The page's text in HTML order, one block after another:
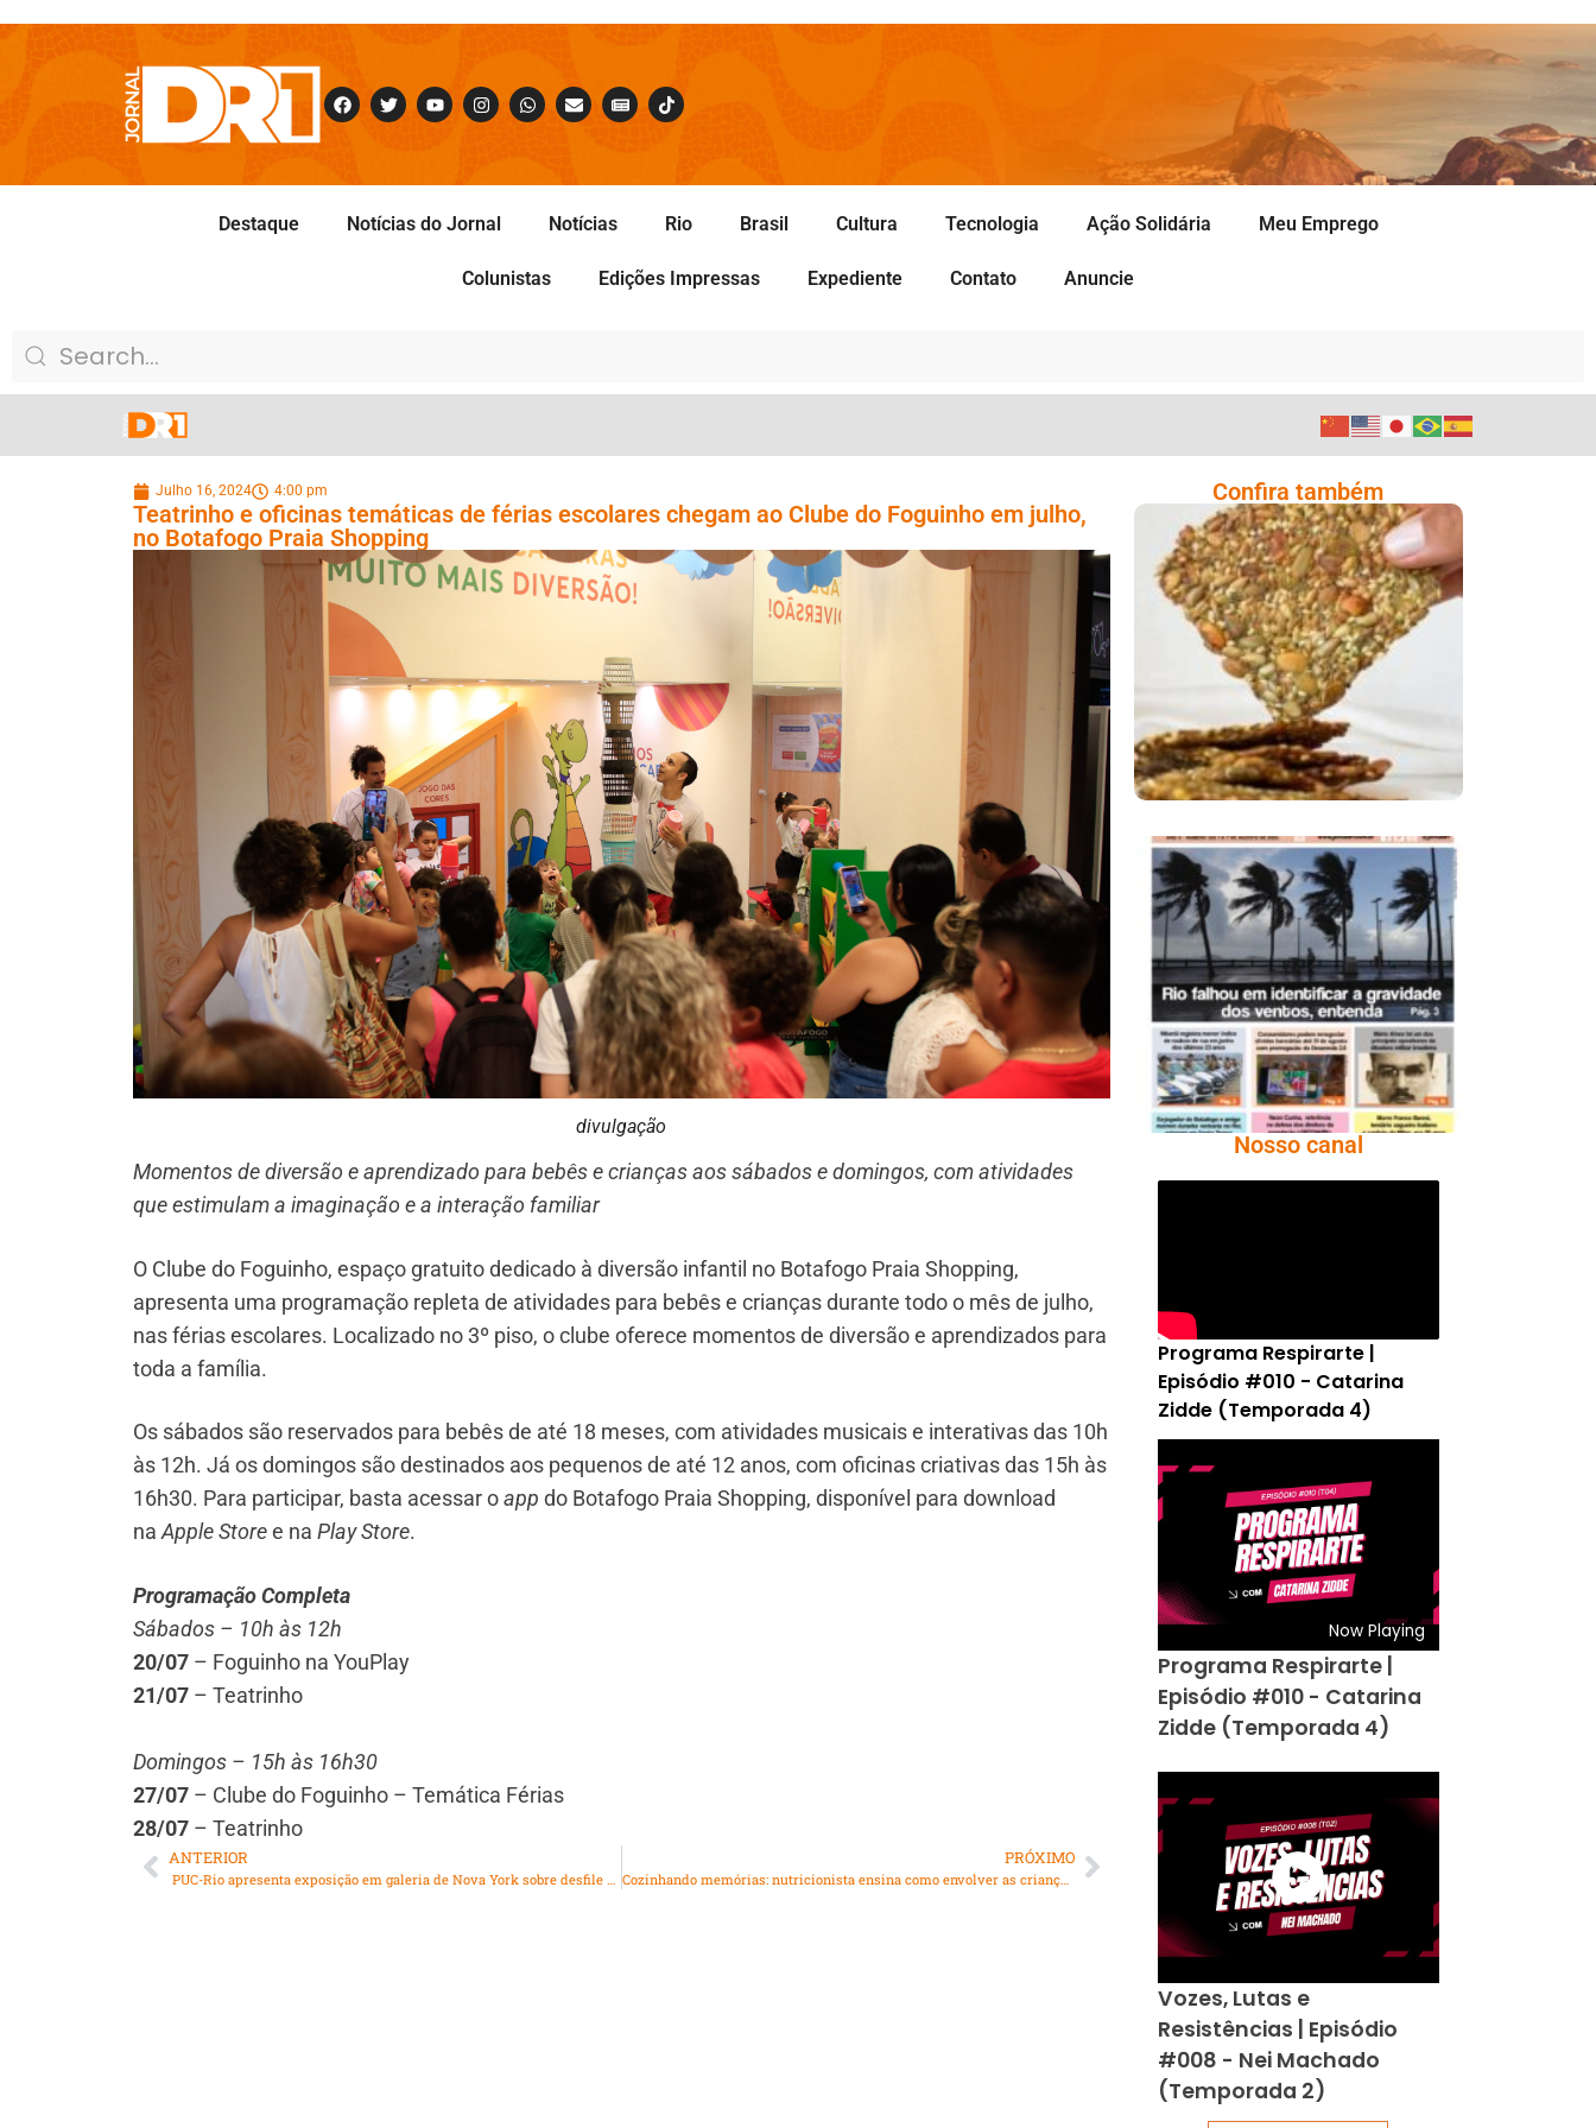
Destaque Notícias do Jornal Notícias Rio Brasil Cultura Tecnologia Ação Solidária Meu Emprego
Colunistas Edições Impressas Expediente Contato Anuncie
Julho 16, 2024 4:00 pm
Teatrinho e oficinas temáticas de férias escolares chegam ao Clube do Foguinho em julho,
no Botafogo Praia Shopping
divulgação
Momentos de diversão e aprendizado para bebês e crianças aos sábados e domingos, com atividades
que estimulam a imaginação e a interação familiar
O Clube do Foguinho, espaço gratuito dedicado à diversão infantil no Botafogo Praia Shopping,
apresenta uma programação repleta de atividades para bebês e crianças durante todo o mês de julho,
nas férias escolares. Localizado no 3º piso, o clube oferece momentos de diversão e aprendizados para
toda a família.
Os sábados são reservados para bebês de até 18 meses, com atividades musicais e interativas das 10h
às 12h. Já os domingos são destinados aos pequenos de até 12 anos, com oficinas criativas das 15h às
16h30. Para participar, basta acessar oapp do Botafogo Praia Shopping, disponível para download
na Apple Storee na Play Store.
Programação Completa
Sábados – 10h às 12h
20/07 – Foguinho na YouPlay
21/07 – Teatrinho
Domingos – 15h às 16h30
27/07 – Clube do Foguinho – Temática Férias
28/07 – Teatrinho
ANTERIOR
PUC-Rio apresenta exposição em galeria de Nova York sobre desfile da Acadêmicos do Grande Rio
PRÓXIMO
Cozinhando memórias: nutricionista ensina como envolver as crianças na cozinha durante as férias escolares
Confira também
Comer Bem: Cracker
De Sementes
Ano X – Número 366
01 A 07 De Agosto De
2026
Nosso canal
Programa Respirarte |
Episódio #010 - Catarina
Zidde (Temporada 4)
Now Playing
Programa Respirarte |
Episódio #010 - Catarina
Zidde (Temporada 4)
Vozes, Lutas e
Resistências | Episódio
#008 - Nei Machado
(Temporada 2)